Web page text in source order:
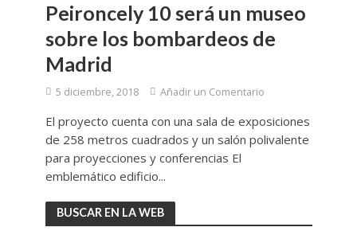
Peironcely 10 será un museo
sobre los bombardeos de
Madrid
5 diciembre, 2018 Añadir un Comentario
El proyecto cuenta con una sala de exposiciones
de 258 metros cuadrados y un salón polivalente
para proyecciones y conferencias El
emblemático edificio...
BUSCAR EN LA WEB